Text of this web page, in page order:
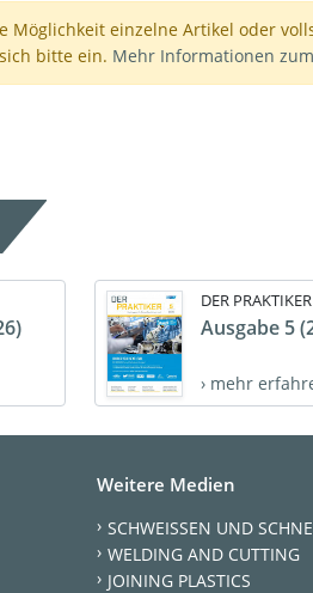
Möglichkeit einzelne Artikel oder
bitte ein. Mehr Informationen
DER PRAKTIKER
Ausgabe 5
› mehr
Weitere Medien
SCHWEISSEN UND
WELDING AND CUTTING
JOINING PLASTICS